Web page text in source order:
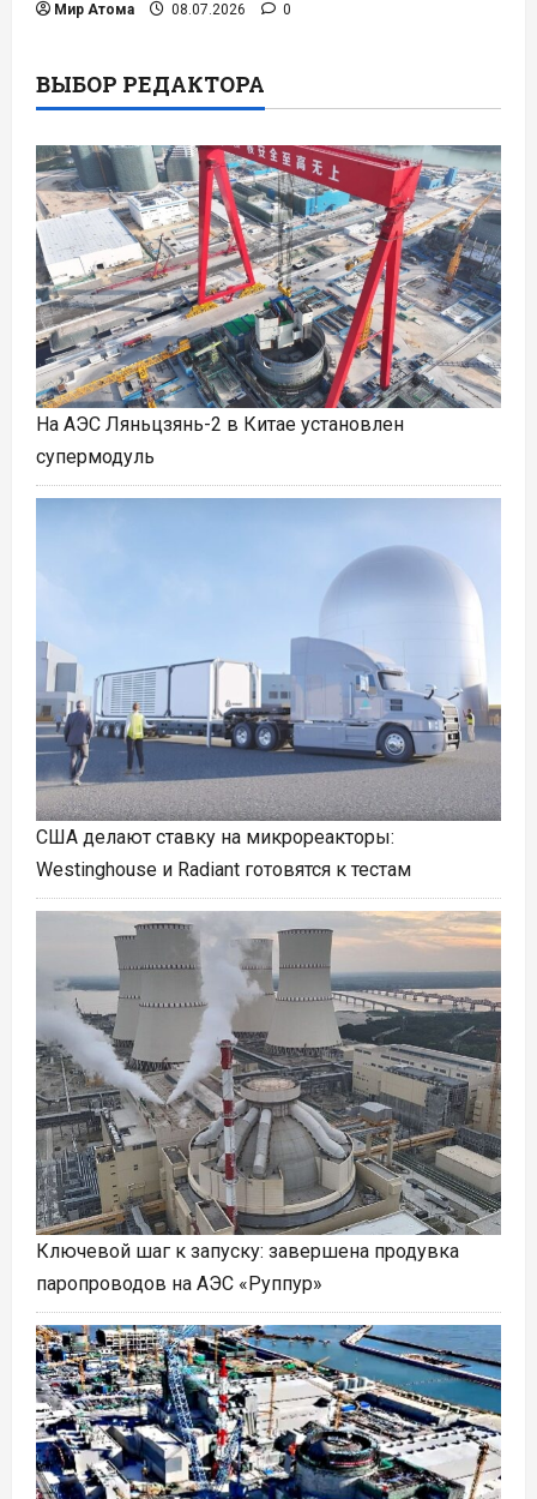
Мир Атома 08.07.2026 0
ВЫБОР РЕДАКТОРА
На АЭС Ляньцзянь-2 в Китае установлен
супермодуль
США делают ставку на микрореакторы:
Westinghouse и Radiant готовятся к тестам
Ключевой шаг к запуску: завершена продувка
паропроводов на АЭС «Руппур»